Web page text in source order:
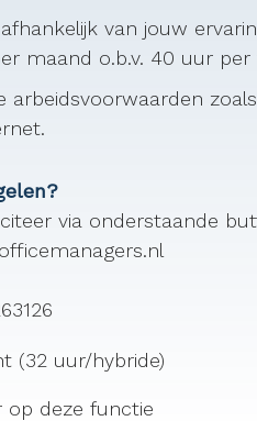
van jouw
maand o.b.v. 40 uur per
arbeidsvoorwaarden
via onderstaande
(32 uur/hybride)
op deze functie